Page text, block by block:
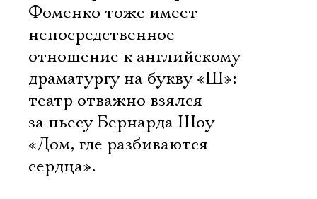
Фоменко тоже имеет
непосредственное
отношение к английскому
драматургу на букву «Ш»:
театр отважно взялся
за пьесу Бернарда Шоу
«Дом, где разбиваются
сердца».